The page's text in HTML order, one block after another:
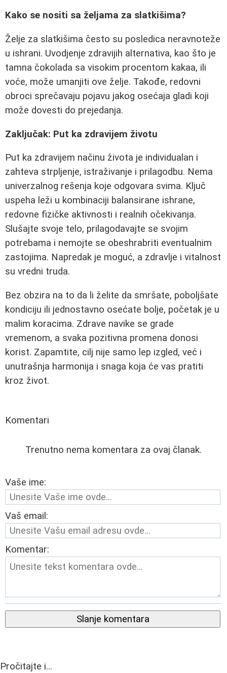
Kako se nositi sa željama za slatkišima?
Želje za slatkišima često su posledica neravnoteže
u ishrani. Uvodjenje zdravijih alternativa, kao što je
tamna čokolada sa visokim procentom kakaa, ili
voće, može umanjiti ove želje. Takođe, redovni
obroci sprečavaju pojavu jakog osećaja gladi koji
može dovesti do prejedanja.
Zaključak: Put ka zdravijem životu
Put ka zdravijem načinu života je individualan i
zahteva strpljenje, istraživanje i prilagodbu. Nema
univerzalnog rešenja koje odgovara svima. Ključ
uspeha leži u kombinaciji balansirane ishrane,
redovne fizičke aktivnosti i realnih očekivanja.
Slušajte svoje telo, prilagodavajte se svojim
potrebama i nemojte se obeshrabriti eventualnim
zastojima. Napredak je moguć, a zdravlje i vitalnost
su vredni truda.
Bez obzira na to da li želite da smršate, poboljšate
kondiciju ili jednostavno osećate bolje, početak je u
malim koracima. Zdrave navike se grade
vremenom, a svaka pozitivna promena donosi
korist. Zapamtite, cilj nije samo lep izgled, već i
unutrašnja harmonija i snaga koja će vas pratiti
kroz život.
Komentari
Trenutno nema komentara za ovaj članak.
Vaše ime:
Vaš email:
Komentar:
Slanje komentara
Pročitajte i...